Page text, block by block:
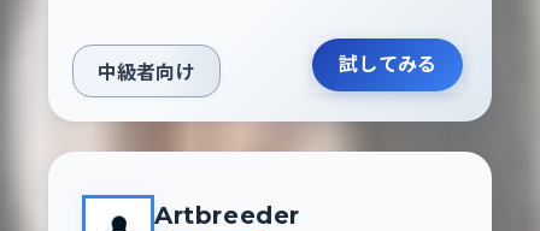
中級者向け 試してみる
Artbreeder